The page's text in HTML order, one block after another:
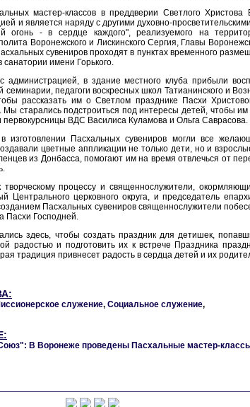
мастер-классов в преддверии Светлого
и является наряду с другими духовно-
огонь - в сердце каждого", реализуемого на
Воронежского и Лискинского Сергия, Главы
сувениров проходят в пунктах временного
санатории имени Горького.
администрацией, в здание местного клуба прибыли
семинарии, педагоги воскресных школ Татианинского и
рассказать им о Светлом празднике Пасхи
Мы старались подстроиться под интересы детей, чтобы
первокурсницы ВДС Василиса Куламова и Ольга Саврасова.
изготовлении Пасхальных сувениров могли все
цветные аппликации не только дети, но и
из Донбасса, помогают им на время отвлечься от
творческому процессу и священнослужители,
Центрального церковного округа, и председатель
Пасхальных сувениров священнослужители
Пасхи Господней.
здесь, чтобы создать праздник для детишек,
радостью и подготовить их к встрече Праздника
традиция привнесет радость в сердца детей и их
служение, Социальное служение,
В Воронеже проведены Пасхальные мастер-